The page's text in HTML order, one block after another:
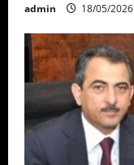
admin 18/05/2026